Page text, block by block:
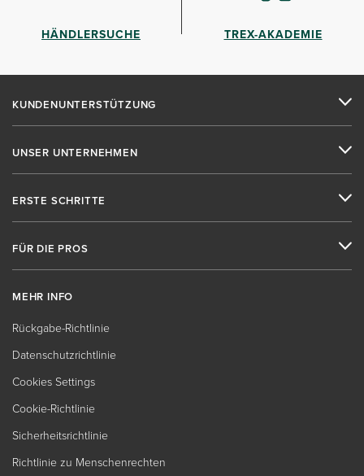
HÄNDLERSUCHE TREX-AKADEMIE
KUNDENUNTERSTÜTZUNG
UNSER UNTERNEHMEN
ERSTE SCHRITTE
FÜR DIE PROS
MEHR INFO
Rückgabe-Richtlinie
Datenschutzrichtlinie
Cookies Settings
Cookie-Richtlinie
Sicherheitsrichtlinie
Richtlinie zu Menschenrechten